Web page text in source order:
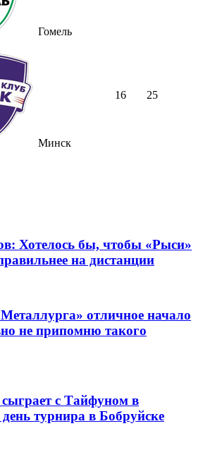
Гомель
Минск
16 25
Хотелось бы, чтобы «Рыси»
на дистанции
отличное начало
не припомню такого
с Тайфуном в
турнира в Бобруйске